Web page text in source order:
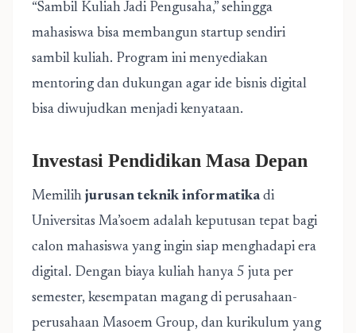
“Sambil Kuliah Jadi Pengusaha,” sehingga
mahasiswa bisa membangun startup sendiri
sambil kuliah. Program ini menyediakan
mentoring dan dukungan agar ide bisnis digital
bisa diwujudkan menjadi kenyataan.
Investasi Pendidikan Masa Depan
Memilih jurusan teknik informatikadi
Universitas Ma’soem adalah keputusan tepat bagi
calon mahasiswa yang ingin siap menghadapi era
digital. Dengan biaya kuliah hanya 5 juta per
semester, kesempatan magang di perusahaan-
perusahaan Masoem Group, dan kurikulum yang